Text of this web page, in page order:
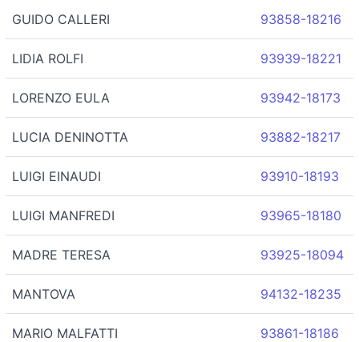
GUIDO CALLERI 93858-18216
LIDIA ROLFI 93939-18221
LORENZO EULA 93942-18173
LUCIA DENINOTTA 93882-18217
LUIGI EINAUDI 93910-18193
LUIGI MANFREDI 93965-18180
MADRE TERESA 93925-18094
MANTOVA 94132-18235
MARIO MALFATTI 93861-18186